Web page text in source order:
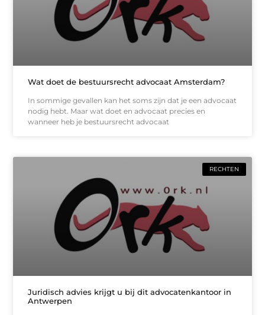
Wat doet de bestuursrecht advocaat Amsterdam?
In sommige gevallen kan het soms zijn dat je een advocaat
nodig hebt. Maar wat doet en advocaat precies en
wanneer heb je bestuursrecht advocaat
RECHTEN
Juridisch advies krijgt u bij dit advocatenkantoor in
Antwerpen